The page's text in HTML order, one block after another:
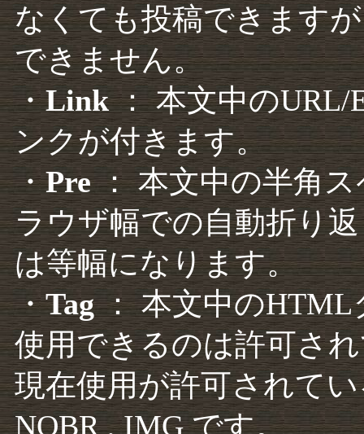
なくても投稿できます
できません。
・Link： 本文中のURL/
ンクが付きます。
・Pre： 本文中の半角
ラウザ幅での自動折り
は等幅になります。
・Tag： 本文中のHTML
使用できるのは許可さ
現在使用が許可されて
NOBR , IMG です。